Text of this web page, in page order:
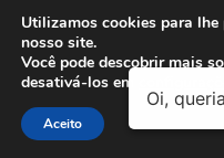
Utilizamos cookies para
nosso site.
Você pode descobrir mais
desativá-los em
Aceito